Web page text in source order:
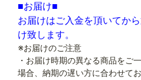
■お届け■
お届けはご入金を頂いてか
け致します。
※お届けのご注意
・お届け時期の異なる商品をご
場合、納期の遅い方に合わせて